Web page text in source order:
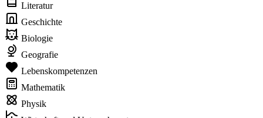
Literatur
Geschichte
Biologie
Geografie
Lebenskompetenzen
Mathematik
Physik